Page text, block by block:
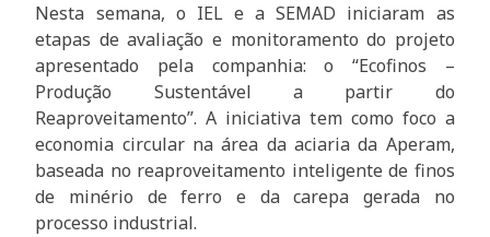
Nesta semana, o IEL e a SEMAD iniciaram as
etapas de avaliação e monitoramento do projeto
apresentado pela companhia: o “Ecofinos –
Produção Sustentável a partir do
Reaproveitamento”. A iniciativa tem como foco a
economia circular na área da aciaria da Aperam,
baseada no reaproveitamento inteligente de finos
de minério de ferro e da carepa gerada no
processo industrial.